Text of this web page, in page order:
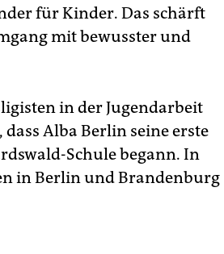
für Kinder. Das schärft
mit bewusster und
in der Jugendarbeit
Alba Berlin seine erste
Schule begann. In
in Berlin und Brandenburg